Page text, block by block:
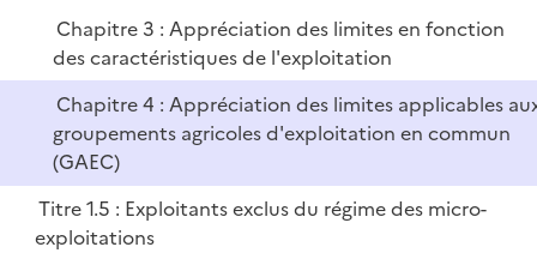
i
e
r
Chapitre 3 : Appréciation des limites en fonction
des caractéristiques de l'exploitation
Chapitre 4 : Appréciation des limites applicables
groupements agricoles d'exploitation en commun
(GAEC)
Titre 1.5 : Exploitants exclus du régime des micro-
exploitations